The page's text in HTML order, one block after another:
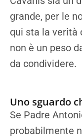
grande, per le
qui sta la verità
non è un peso
da condividere.
Uno sguardo
Se Padre
probabilmente